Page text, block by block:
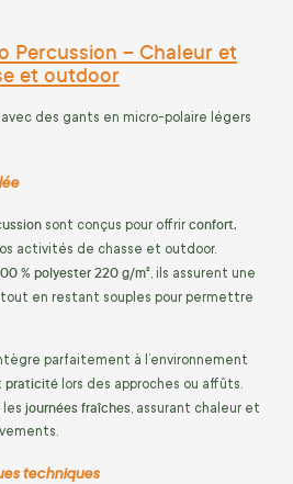
Percussion – Chaleur et
et outdoor
des gants en micro-polaire légers
sont conçus pour offrir confort,
activités de chasse et outdoor.
% polyester 220 g/m² , ils assurent une
tout en restant souples pour permettre
parfaitement à l’environnement
praticité lors des approches ou affûts.
les journées fraîches , assurant chaleur et
techniques